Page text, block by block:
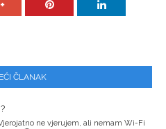
ČLANAK
ne vjerujem, ali nemam Wi-Fi